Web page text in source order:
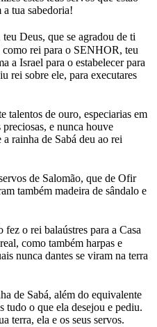
tua sabedoria!
Deus, que se agradou de ti
rei para o SENHOR, teu
a Israel para o estabelecer para
rei sobre ele, para executares
talentos de ouro, especiarias em
e nunca houve
rainha de Sabá deu ao rei
de Salomão, que de Ofir
também madeira de sândalo e
fez o rei balaústres para a Casa
como também harpas e
nunca dantes se viram na terra
de Sabá, além do equivalente
tudo o que ela desejou e pediu.
terra, ela e os seus servos.